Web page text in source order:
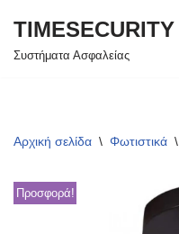
Μεταπηδήστε
TIMESECURITY
Συστήματα Ασφαλείας
Αρχική σελίδα \ Φωτιστικά \
Προσφορά!